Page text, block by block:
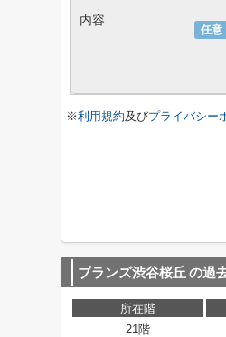
任意
内容
※利用規約及びプライバシー
ブランズ渋谷桜丘 の過
所在階
21階